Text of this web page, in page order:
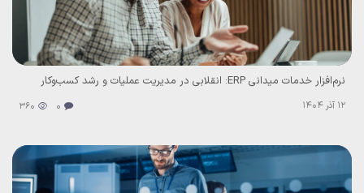
نرم‌افزار خدمات میدانی ERP: انقلابی در مدیریت عملیات و رشد کسب‌وکار
12 آذر 1404 0
360